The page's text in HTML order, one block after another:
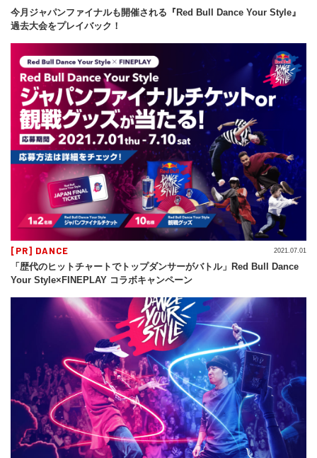
今月ジャパンファイナルも開催される『Red Bull Dance Your Style』
過去大会をプレイバック！
[PR] DANCE
「歴代のヒットチャートでトップダンサーがバトル」Red Bull Dance
Your Style×FINEPLAY コラボキャンペーン
2021.07.01